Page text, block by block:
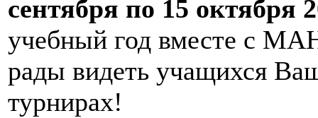
сентября по 15 октября
учебный год вместе с
рады видеть учащихся
турнирах!